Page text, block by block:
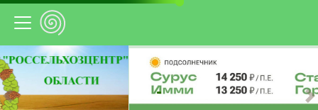
Предыдущий